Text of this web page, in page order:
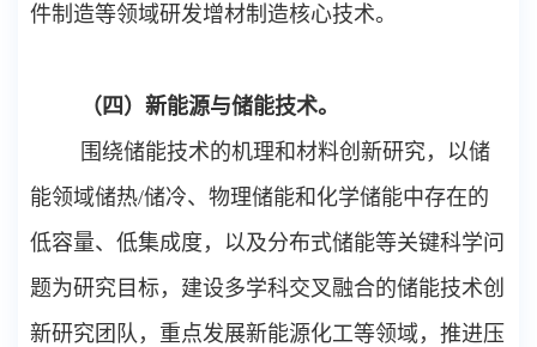
件制造等领域研发增材制造核心技术。
（四）新能源与储能技术。
围绕储能技术的机理和材料创新研究，以储
能领域储热/储冷、物理储能和化学储能中存在的
低容量、低集成度，以及分布式储能等关键科学问
题为研究目标，建设多学科交叉融合的储能技术创
新研究团队，重点发展新能源化工等领域，推进压